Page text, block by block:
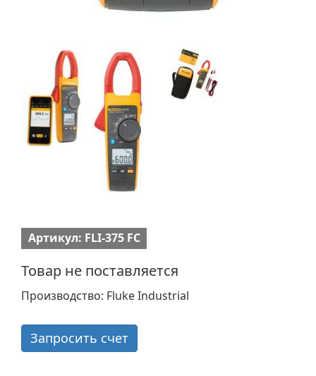
Артикул: FLI-375 FC
Товар не поставляется
Производство: Fluke Industrial
Запросить счет